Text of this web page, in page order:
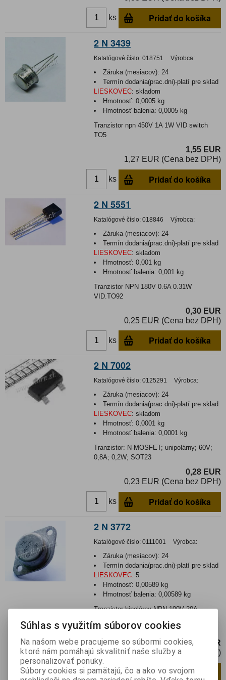
ks Pridať do košíka
2 N 3439
Katalógové číslo: 018751 Výrobca:
Záruka (mesiacov): 24
Termín dodania(prac.dni)-platí pre sklad
LIESKOVEC: skladom
Hmotnosť:0,0005 kg
Hmotnosť balenia:0,0005 kg
Tranzistor npn 450V 1A 1W VID switch
TO5
1,55 EUR
1,27 EUR (Cena bez DPH)
ks Pridať do košíka
2 N 5551
Katalógové číslo: 018846 Výrobca:
Záruka (mesiacov): 24
Termín dodania(prac.dni)-platí pre sklad
LIESKOVEC: skladom
Hmotnosť:0,001 kg
Hmotnosť balenia:0,001 kg
Tranzistor NPN 180V 0.6A 0.31W
VID.TO92
0,30 EUR
0,25 EUR (Cena bez DPH)
ks Pridať do košíka
2 N 7002
Katalógové číslo: 0125291 Výrobca:
Záruka (mesiacov): 24
Termín dodania(prac.dni)-platí pre sklad
LIESKOVEC: skladom
Hmotnosť:0,0001 kg
Hmotnosť balenia:0,0001 kg
Tranzistor: N-MOSFET; unipolárny; 60V;
0,8A; 0,2W; SOT23
0,28 EUR
0,23 EUR (Cena bez DPH)
ks Pridať do košíka
2 N 3772
Katalógové číslo: 0111001 Výrobca:
Záruka (mesiacov): 24
Termín dodania(prac.dni)-platí pre sklad
LIESKOVEC: 5
Hmotnosť:0,00589 kg
Hmotnosť balenia:0,00589 kg
Tranzistor bipolárny NPN 100V 20A
"teslácky" tra...
7,90 EUR
6,43 EUR (Cena bez DPH)
ks Pridať do košíka
Súhlas s využitím súborov cookies
Na našom webe pracujeme so súbormi cookies,
ktoré nám pomáhajú skvalitniť naše služby a
personalizovať ponuky.
Súbory cookies si pamätajú, čo a ako vo svojom